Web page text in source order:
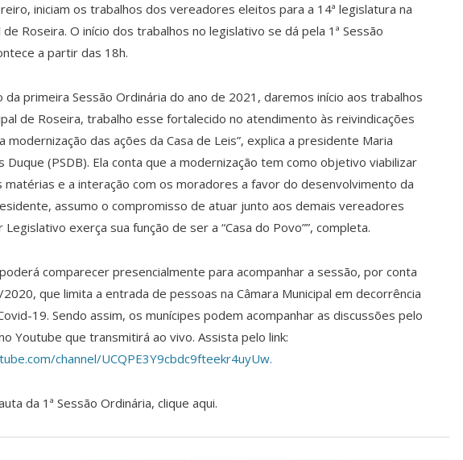
iniciam os trabalhos dos vereadores eleitos para a 14ª legislatura na
de Roseira. O início dos trabalhos no legislativo se dá pela 1ª Sessão
a partir das 18h.
da primeira Sessão Ordinária do ano de 2021, daremos início aos trabalhos
de Roseira, trabalho esse fortalecido no atendimento às reivindicações
modernização das ações da Casa de Leis”, explica a presidente Maria
Duque (PSDB). Ela conta que a modernização tem como objetivo viabilizar
matérias e a interação com os moradores a favor do desenvolvimento da
assumo o compromisso de atuar junto aos demais vereadores
exerça sua função de ser a “Casa do Povo””, completa.
comparecer presencialmente para acompanhar a sessão, por conta
que limita a entrada de pessoas na Câmara Municipal em decorrência
19. Sendo assim, os munícipes podem acompanhar as discussões pelo
Youtube que transmitirá ao vivo. Assista pelo link:
channel/UCQPE3Y9cbdc9fteekr4uyUw.
da 1ª Sessão Ordinária, clique aqui.